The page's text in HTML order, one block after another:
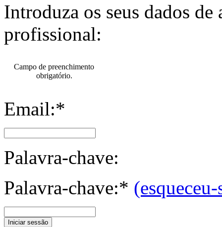
Introduza os seus dados de
profissional:
Campo de preenchimento
obrigatório.
Email:*
Palavra-chave:
Palavra-chave:* (esqueceu-
Iniciar sessão